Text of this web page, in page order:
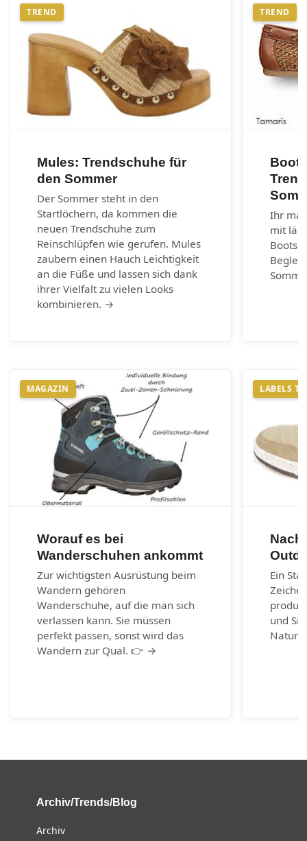
TREND
Mules: Trendschuhe für
den Sommer
Der Sommer steht in den
Startlöchern, da kommen die
neuen Trendschuhe zum
Reinschlüpfen wie gerufen. Mules
zaubern einen Hauch Leichtigkeit
an die Füße und lassen sich dank
ihrer Vielfalt zu vielen Looks
kombinieren. →
TREND
Ihr
mit
MAGAZIN
Worauf es bei
Wanderschuhen ankommt
Zur wichtigsten Ausrüstung beim
Wandern gehören
Wanderschuhe, auf die man sich
verlassen kann. Sie müssen
perfekt passen, sonst wird das
Wandern zur Qual. 👉 →
LABELS
Ein
und
Archiv/Trends/Blog
Archiv